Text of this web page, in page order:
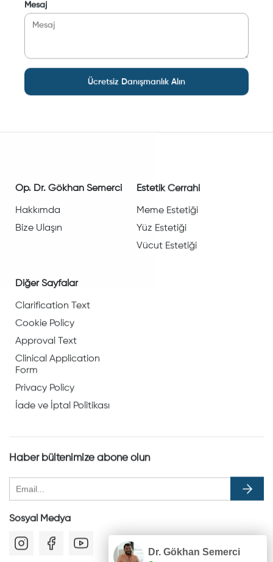
Mesaj
Ücretsiz Danışmanlık Alın
Op. Dr. Gökhan Semerci
Hakkımda
Bize Ulaşın
Estetik Cerrahi
Meme Estetiği
Yüz Estetiği
Vücut Estetiği
Diğer Sayfalar
Clarification Text
Cookie Policy
Approval Text
Clinical Application
Form
Privacy Policy
İade ve İptal Politikası
Haber bültenimize abone olun
Sosyal Medya
Dr. Gökhan Semerci